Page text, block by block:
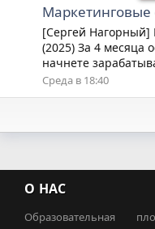
Маркетинговые
[Сергей Нагорный]
(2025) За 4 месяца
начнете
Среда в 18:40
О НАС
Образовательная